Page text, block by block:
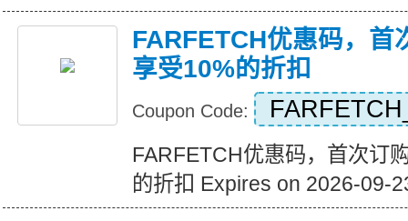
FARFETCH优惠码，首
享受10%的折扣
Coupon Code:
FARFETCH优惠码，首次订
的折扣 Expires on 2026-09-